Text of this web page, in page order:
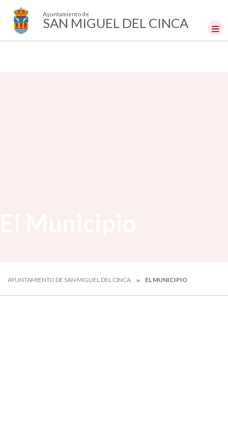
Ayuntamiento de
SAN MIGUEL DEL CINCA
AYUNTAMIENTO DE SAN MIGUEL DEL CINCA EL MUNICIPIO